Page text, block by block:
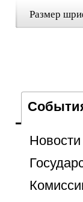
Размер
Новости